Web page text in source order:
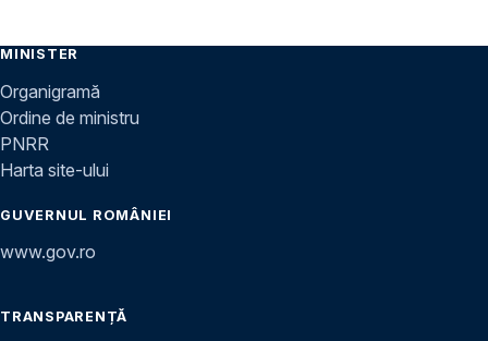
MINISTER
Organigramă
Ordine de ministru
PNRR
Harta site-ului
GUVERNUL ROMÂNIEI
www.gov.ro
TRANSPARENȚĂ